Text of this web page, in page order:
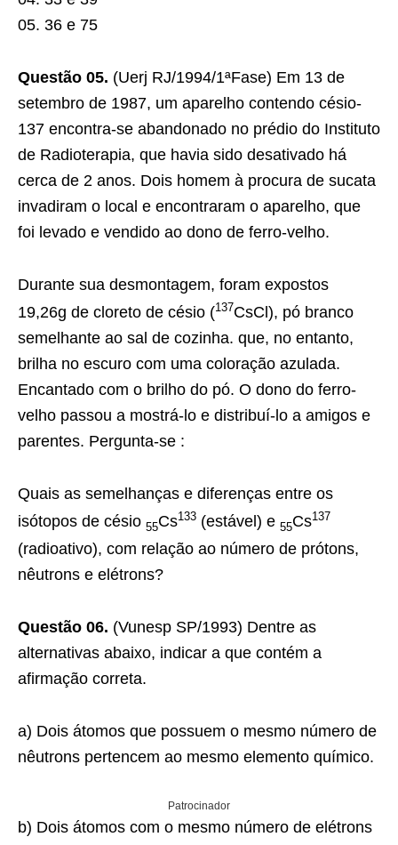
05. 36 e 75
Questão 05. (Uerj RJ/1994/1ªFase) Em 13 de
setembro de 1987, um aparelho contendo césio-
137 encontra-se abandonado no prédio do Instituto
de Radioterapia, que havia sido desativado há
cerca de 2 anos. Dois homem à procura de sucata
invadiram o local e encontraram o aparelho, que
foi levado e vendido ao dono de ferro-velho.
Durante sua desmontagem, foram expostos
19,26g de cloreto de césio (137CsCl), pó branco
semelhante ao sal de cozinha. que, no entanto,
brilha no escuro com uma coloração azulada.
Encantado com o brilho do pó. O dono do ferro-
velho passou a mostrá-lo e distribuí-lo a amigos e
parentes. Pergunta-se :
Quais as semelhanças e diferenças entre os
isótopos de césio 55Cs133 (estável) e 55Cs137
(radioativo), com relação ao número de prótons,
nêutrons e elétrons?
Questão 06. (Vunesp SP/1993) Dentre as
alternativas abaixo, indicar a que contém a
afirmação correta.
a) Dois átomos que possuem o mesmo número de
nêutrons pertencem ao mesmo elemento químico.
Patrocinador
b) Dois átomos com o mesmo número de elétrons